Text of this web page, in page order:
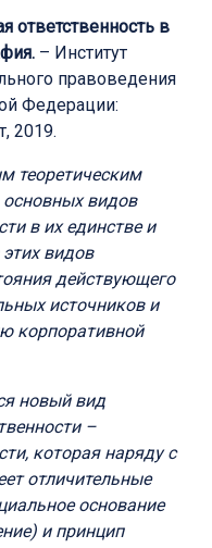
ответственность в
– Институт
правоведения
Федерации:
2019.
теоретическим
видов
в их единстве и
видов
действующего
источников и
корпоративной
новый вид
–
которая наряду с
отличительные
основание
и принцип